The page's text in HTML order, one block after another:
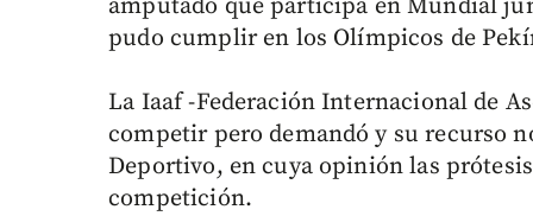
amputado que participa en Mundial
pudo cumplir en los Olímpicos de
La Iaaf -Federación Internacional de
competir pero demandó y su recurso
Deportivo, en cuya opinión las
competición.